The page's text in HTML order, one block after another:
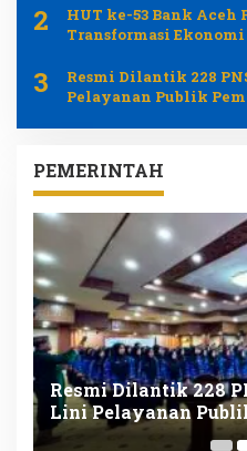
2
HUT ke-53 Bank Aceh
Transformasi
3
Resmi Dilantik 228
Pelayanan Publik
PEMERINTAH
Resmi Dilantik 228
Lini Pelayanan